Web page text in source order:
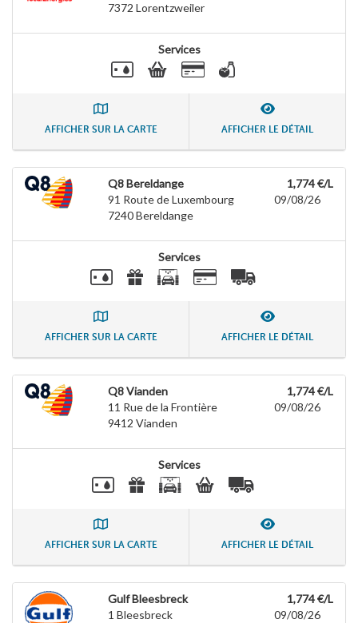
7372 Lorentzweiler
Services
AFFICHER SUR LA CARTE AFFICHER LE DÉTAIL
Q8 Bereldange
91 Route de Luxembourg
7240Bereldange
1,774 €/L
09/08/26
Services
AFFICHER SUR LA CARTE AFFICHER LE DÉTAIL
Q8 Vianden
11 Rue de la Frontière
9412 Vianden
1,774 €/L
09/08/26
Services
AFFICHER SUR LA CARTE AFFICHER LE DÉTAIL
Gulf Bleesbreck
1 Bleesbreck
1,774 €/L
09/08/26